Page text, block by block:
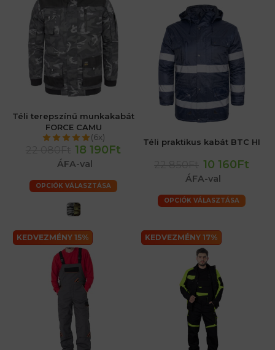
Téli terepszínű munkakabát
FORCE CAMU
(6x)
18 190Ft
ÁFA-val
OPCIÓK VÁLASZTÁSA
Téli praktikus kabát BTC HI
10 160Ft
ÁFA-val
OPCIÓK VÁLASZTÁSA
KEDVEZMÉNY 15% KEDVEZMÉNY 17%